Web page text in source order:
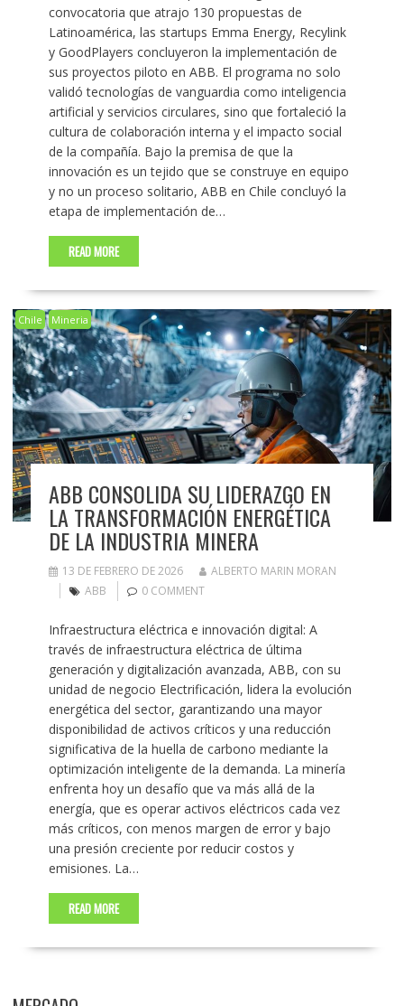
convocatoria que atrajo 130 propuestas de
Latinoamérica, las startups Emma Energy, Recylink
y GoodPlayers concluyeron la implementación de
sus proyectos piloto en ABB. El programa no solo
validó tecnologías de vanguardia como inteligencia
artificial y servicios circulares, sino que fortaleció la
cultura de colaboración interna y el impacto social
de la compañía. Bajo la premisa de que la
innovación es un tejido que se construye en equipo
y no un proceso solitario, ABB en Chile concluyó la
etapa de implementación de…
READ MORE
Chile Mineria
ABB CONSOLIDA SU LIDERAZGO EN
LA TRANSFORMACIÓN ENERGÉTICA
DE LA INDUSTRIA MINERA
13 DE FEBRERO DE 2026
ALBERTO MARIN MORAN
ABB
0 COMMENT
Infraestructura eléctrica e innovación digital: A
través de infraestructura eléctrica de última
generación y digitalización avanzada, ABB, con su
unidad de negocio Electrificación, lidera la evolución
energética del sector, garantizando una mayor
disponibilidad de activos críticos y una reducción
significativa de la huella de carbono mediante la
optimización inteligente de la demanda. La minería
enfrenta hoy un desafío que va más allá de la
energía, que es operar activos eléctricos cada vez
más críticos, con menos margen de error y bajo
una presión creciente por reducir costos y
emisiones. La…
READ MORE